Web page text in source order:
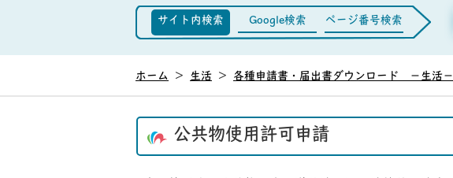
サイト内検索 Google検索 ページ番号検索
ホーム > 生活 > 各種申請書・届出書ダウンロード －生活－
公共物使用許可申請